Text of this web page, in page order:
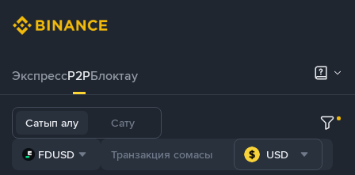
ЭкспрессP2PБлоктау
Сатып алу Сату
FDUSD USD